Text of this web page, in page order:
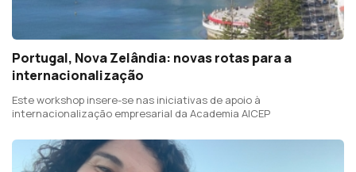
Portugal, Nova Zelândia: novas rotas para a
internacionalização
Este workshop insere-se nas iniciativas de apoio à
internacionalização empresarial da Academia AICEP